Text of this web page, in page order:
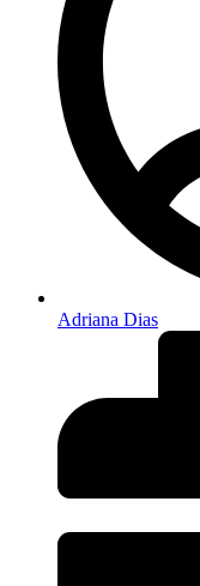
Adriana Dias